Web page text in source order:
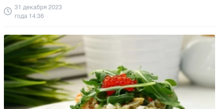
31 декабря 2023
года 14:36